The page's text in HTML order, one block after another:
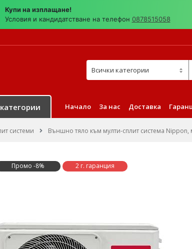
Купи на изплащане!
Условия и кандидатстване на телефон 0878515058
Търси в над 2000 продукта
Начало За нас Доставка
системи Външно тяло към мулти-сплит система Nippon,
Промо -8% 2 г. гаранция